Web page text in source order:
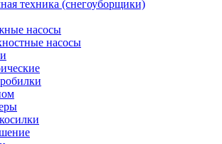
техника (снегоуборщики)
насосы
насосы